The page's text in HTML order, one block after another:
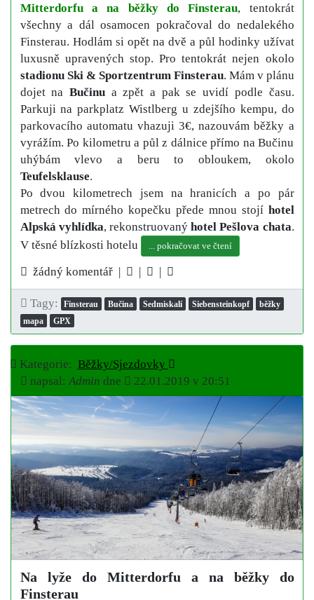
Mitterdorfu a na běžky do Finsterau, tentokrát
všechny a dál osamocen pokračoval do nedalekého
Finsterau. Hodlám si opět na dvě a půl hodinky užívat
luxusně upravených stop. Pro tentokrát nejen okolo
stadionu Ski & Sportzentrum Finsterau. Mám v plánu
dojet na Bučinua zpět a pak se uvidí podle času.
Parkuji na parkplatz Wistlberg u zdejšího kempu, do
parkovacího automatu vhazuji 3€, nazouvám běžky a
vyrážím. Po kilometru a půl z dálnice přímo na Bučinu
uhýbám vlevo a beru to obloukem, okolo
Teufelsklause.
Po dvou kilometrech jsem na hranicích a po pár
metrech do mírného kopečku přede mnou stojí hotel
Alpská vyhlídka, rekonstruovanýhotel Pešlova chata.
V těsné blízkosti hotelu
... pokračovat ve čtení
žádný komentář | | |
Tagy: Finsterau Bučina Sedmiskalí Siebensteinkopf
běžky
mapa
GPX
Kategorie: Běžky/Sjezdovky
napsal:Admin dne 22.01.2019 v 20:51
Na lyže do Mitterdorfu a na běžky do
Finsterau